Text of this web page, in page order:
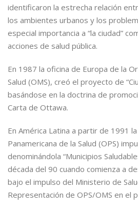
identificaron la estrecha relación
los ambientes urbanos y los
especial importancia a “la ciudad”
acciones de salud pública.
En 1987 la oficina de Europa de la
Salud (OMS), creó el proyecto de
basándose en la doctrina de
Carta de Ottawa.
En América Latina a partir de 1991
Panamericana de la Salud (OPS)
denominándola “Municipios
década del 90 cuando comienza a
bajo el impulso del Ministerio de
Representación de OPS/OMS en el